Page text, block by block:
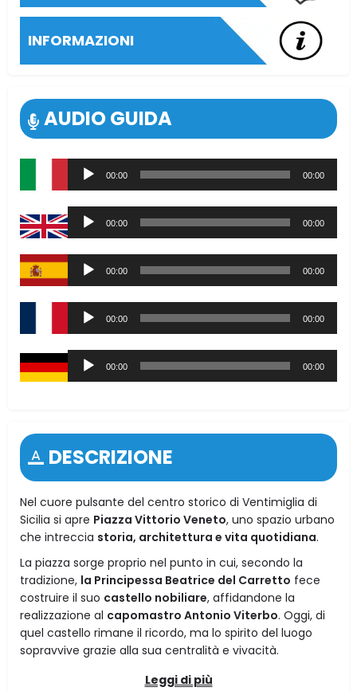
INFORMAZIONI
AUDIO GUIDA
Audio
Player
00:00 00:00
Audio
Player
00:00 00:00
Audio
Player
00:00 00:00
Audio
Player
00:00 00:00
Audio
Player
00:00 00:00
DESCRIZIONE
Nel cuore pulsante del centro storico di Ventimiglia di
Sicilia si apre Piazza Vittorio Veneto, uno spazio urbano
che intreccia storia, architettura e vita quotidiana.
La piazza sorge proprio nel punto in cui, secondo la
tradizione, la Principessa Beatrice del Carretto fece
costruire il suo castello nobiliare, affidandone la
realizzazione al capomastro Antonio Viterbo. Oggi, di
quel castello rimane il ricordo, ma lo spirito del luogo
sopravvive grazie alla sua centralità e vivacità.
Leggi di più